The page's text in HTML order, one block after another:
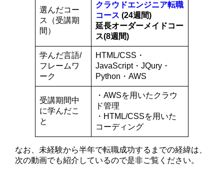
選んだコー
ス（受講期
間）
クラウドエンジニア転職
コース (24週間)
延長オーダーメイドコー
ス(8週間)
学んだ言語/
フレームワ
ーク
HTML/CSS・
JavaScript・JQury・
Python・AWS
受講期間中
に学んだこ
と
・AWSを用いたクラウ
ド管理
・HTML/CSSを用いた
コーディング
なお、未経験から半年で転職成功するまでの経緯は、
次の動画でも紹介しているので是非ご覧ください。